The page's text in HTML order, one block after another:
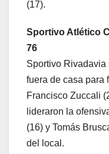
(17).
Sportivo Atlético
76
Sportivo Rivadavia
fuera de casa para
Francisco Zuccali
lideraron la
(16) y Tomás
del local.